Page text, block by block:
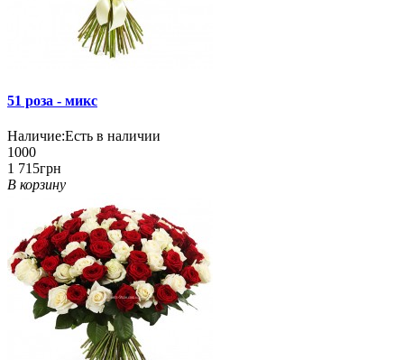
51 роза - микс
Наличие:Есть в наличии
1000
1 715грн
В корзину